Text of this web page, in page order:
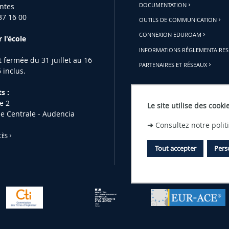
Le site utilise des
➜ Consultez notre
Tout accepter
16 00
l'école
fermée du 31 juillet au 16
inclus.
:
2
Centrale - Audencia
DOCUMENTATION
OUTILS DE COMMUNICATION
CONNEXION EDUROAM
INFORMATIONS RÉGLEMENTAIRES
PARTENAIRES ET RÉSEAUX